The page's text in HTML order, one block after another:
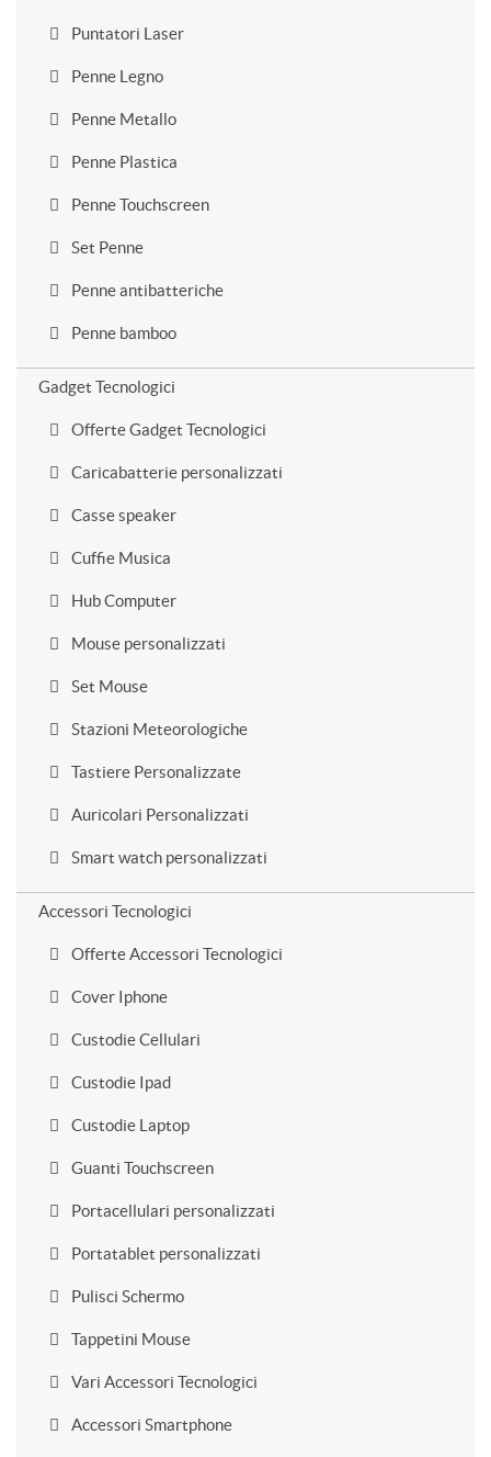
Puntatori Laser
Penne Legno
Penne Metallo
Penne Plastica
Penne Touchscreen
Set Penne
Penne antibatteriche
Penne bamboo
Gadget Tecnologici
Offerte Gadget Tecnologici
Caricabatterie personalizzati
Casse speaker
Cuffie Musica
Hub Computer
Mouse personalizzati
Set Mouse
Stazioni Meteorologiche
Tastiere Personalizzate
Auricolari Personalizzati
Smart watch personalizzati
Accessori Tecnologici
Offerte Accessori Tecnologici
Cover Iphone
Custodie Cellulari
Custodie Ipad
Custodie Laptop
Guanti Touchscreen
Portacellulari personalizzati
Portatablet personalizzati
Pulisci Schermo
Tappetini Mouse
Vari Accessori Tecnologici
Accessori Smartphone